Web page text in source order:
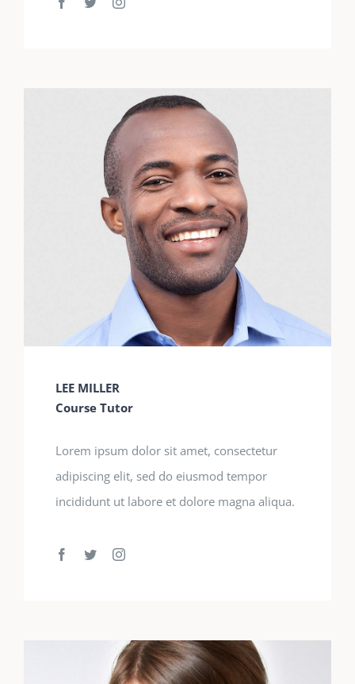
LEE MILLER
Course Tutor
Lorem ipsum dolor sit amet, consectetur
adipiscing elit, sed do eiusmod tempor
incididunt ut labore et dolore magna aliqua.